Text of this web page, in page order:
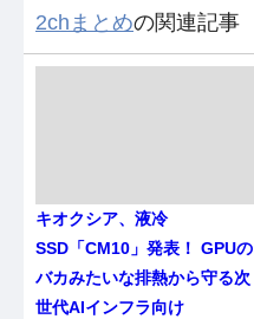
2chまとめの関連記事
キオクシア、液冷
SSD「CM10」発表！ GPUの
バカみたいな排熱から守る次
世代AIインフラ向け